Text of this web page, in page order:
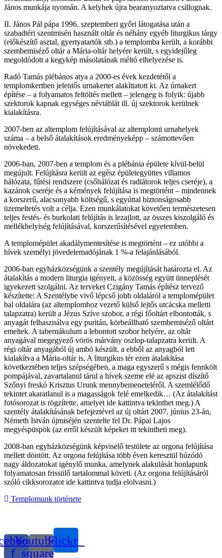
János munkája nyomán. A kelyhek újra bearanyoztatva csillognak.
II. János Pál pápa 1996. szeptemberi győri látogatása után a
szabadtéri szentmisén használt oltár és néhány egyéb liturgikus tárgy
(előkészítő asztal, gyertyatartók stb.) a templomba került, a korábbi
szembemiséző oltár a Mária-oltár helyére került, s egyidejűleg
megoldódott a kegykép másolatának méltó elhelyezése is.
Radó Tamás plébános atya a 2000-es évek kezdetétől a
templomkertben jelentős urnakertet alakíttatott ki. Az úrnakert
építése – a folyamatos feltöltés mellett – jelengeg is folyik: újabb
szektorok kapnak egységes névtáblát ill. új szektorok kerülnek
kialakításra.
2007-ben az altemplom felújításával az altemplomi urnahelyek
száma – a belső átalakítások eredményeképp – számottevően
növekedett.
2006-ban, 2007-ben a templom és a plébánia épülete kívül-belül
megújult. Felújításra került az egész épületegyüttes villamos
hálózata, fűtési rendszere (csőhálózat és radiátorok teljes cseréje), a
kazánok cseréje és a kémények felújítása is megtörtént – mindennek
a korszerű, alacsonyabb költségű, s egyúttal biztonságosabb
üzemeltetés volt a célja. Ezen munkálatokat követően természetesen
teljes festés- és burkolati felújítás is lezajlott, az összes kiszolgáló és
mellékhelyiség felújításával, korszerűsítésével egyetemben.
A templomépület akadálymentesítése is megtörtént – ez utóbbi a
hívek személyi jövedelemadójának 1 %-a felajánlásából.
2006-ban egyházközségünk a szentély megújítását határozta el. Az
átalakítás a modern liturgia igényeit, a közösség együtt ünneplését
igyekezett szolgálni. Az terveket Czigány Tamás építész tervező
készítette: A Szentélybe vivő lépcső jobb oldaláról a templomépület
bal oldalára (az altemplomhoz vezető külső lejtős utcácska melletti
talapzatra) került a Jézus Szíve szobor, a régi főoltárt elbontották, s
anyagát felhasználva egy puritán, körbeállható szembemiséző oltárt
emeltek. A tabernákulum a lebontott szobor helyére, az oltár
anyagával megegyező vörös márvány oszlop-talapzatra került. A
régi oltár anyagából új ambó készült, a ebből az anyagból lett
kialakítva a Mária-oltár is. A liturgikus tér ezen átalakítása
következtében teljes szépségében, a maga egyszerű s mégis fennkölt
pompájával, zavartalanul tárul a hívek szeme elé az apszist díszítő
Szőnyi freskó Krisztus Urunk mennybemeneteléről. A szemlélődő
tekintet akaratlanul is a magasságok felé emelkedik… (Az átalakítást
fotósorozat is rögzítette, amelyet ide kattintva tekinthet meg.) A
szentély átalakításának befejeztével az új oltárt 2007. június 23-án,
Németh István újmiséjén szentelte fel Dr. Pápai Lajos
megyéspüspök (az erről készült képeket itt tekintheti meg).
2008-ban egyházközségünk képviselő testülete az orgona felújítása
mellett döntött. Az orgona felújítása több éven keresztül húzódó
nagy áldozatokat igénylő munka, amelynek alakulását honlapunk
folyamatosan frissülő tartalommal követi. (Az orgona felújításáról
szóló cikksorozatot ide kattintva tudja elolvasni.)
Templomunk története
f
Youtube-
square
Flickr